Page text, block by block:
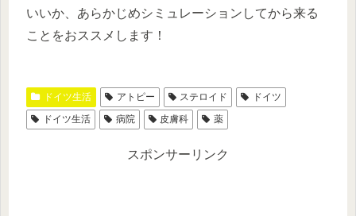
いいか、あらかじめシミュレーションしてから来る
ことをおススメします！
ドイツ生活 アトピー ステロイド
ドイツ
ドイツ生活
病院 皮膚科 薬
スポンサーリンク